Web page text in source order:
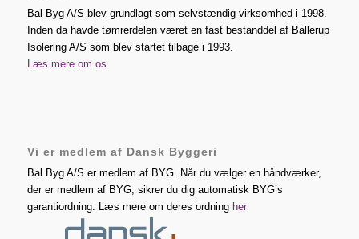
Bal Byg A/S blev grundlagt som selvstændig virksomhed i 1998.
Inden da havde tømrerdelen været en fast bestanddel af Ballerup
Isolering A/S som blev startet tilbage i 1993.
Læs mere om os
Vi er medlem af Dansk Byggeri
Bal Byg A/S er medlem af BYG. Når du vælger en håndværker,
der er medlem af BYG, sikrer du dig automatisk BYG’s
garantiordning. Læs mere om deres ordning her